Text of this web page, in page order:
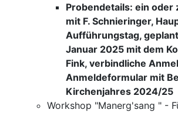
Probendetails: ein oder
mit F. Schnieringer,
Aufführungstag,
Januar 2025 mit dem
Fink, verbindliche
Anmeldeformular mit
Kirchenjahres 2024/25
Workshop "Manerg'sang " -